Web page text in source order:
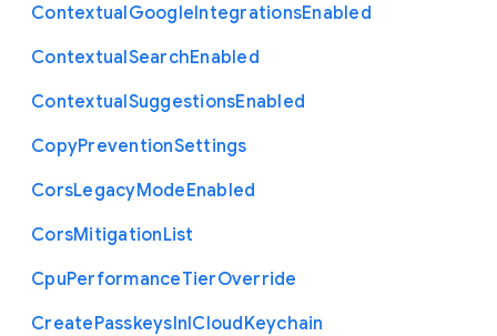
ContextualGoogleIntegrationsEnabled
ContextualSearchEnabled
ContextualSuggestionsEnabled
CopyPreventionSettings
CorsLegacyModeEnabled
CorsMitigationList
CpuPerformanceTierOverride
CreatePasskeysInICloudKeychain